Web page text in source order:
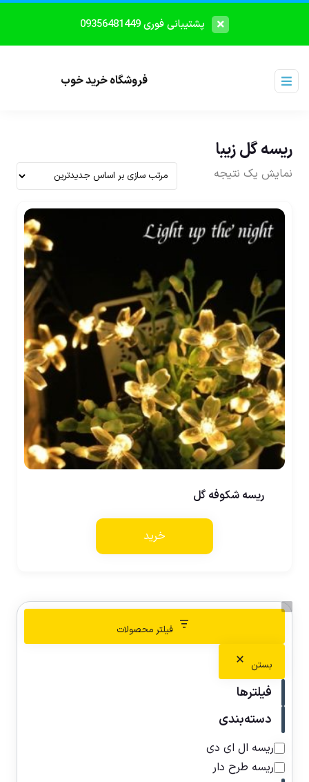
پشتیبانی فوری 09356481449
فروشگاه خرید خوب
ریسه گل زیبا
نمایش یک نتیجه
ریسه شکوفه گل
خرید
فیلتر محصولات
بستن
فیلترها
دسته‌بندی
ریسه ال ای دی
ریسه طرح دار